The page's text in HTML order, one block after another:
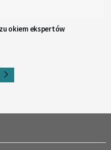
okiem ekspertów